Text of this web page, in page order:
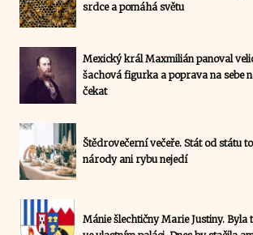
srdce a pomáhá světu
Mexický král Maxmilián panoval
šachová figurka a poprava na sebe
čekat
Štědrovečerní večeře. Stát od státu
národy ani rybu nejedí
Mánie šlechtičny Marie Justiny. Byla